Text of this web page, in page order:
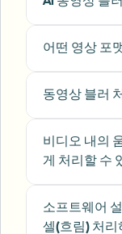
SJ
Sarah
"Perfect
blur and
keeps
ER
Emma
Social
어떤 영상 포
동영상 블러
비디오 내의
게 처리할 수
소프트웨어
셀(흐림) 처리